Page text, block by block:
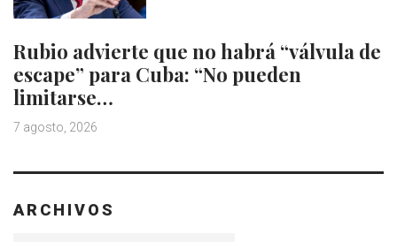
Rubio advierte que no habrá “válvula de
escape” para Cuba: “No pueden
limitarse…
7 agosto, 2026
ARCHIVOS